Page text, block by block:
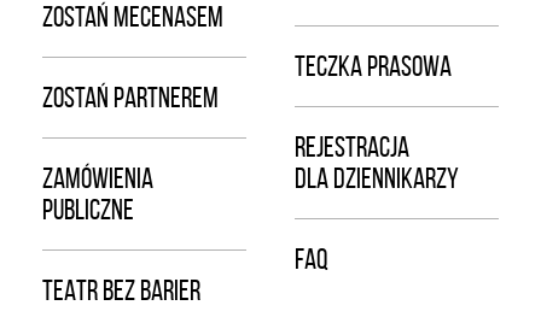
ZOSTAŃ MECENASEM
ZOSTAŃ PARTNEREM
ZAMÓWIENIA
PUBLICZNE
TEATR BEZ BARIER
TECZKA PRASOWA
REJESTRACJA
DLA DZIENNIKARZY
FAQ